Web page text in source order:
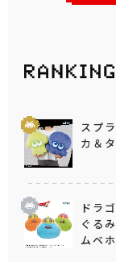
スプ
カ＆
ドラ
ぐる
ムベ